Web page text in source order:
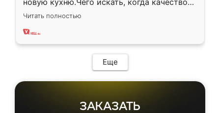
новую кухню.Чего искать, когда качеством
вполне довольна. Служит кухня уже почти
два года, нареканий нет.
Читать полностью
Еще
ЗАКАЗАТЬ